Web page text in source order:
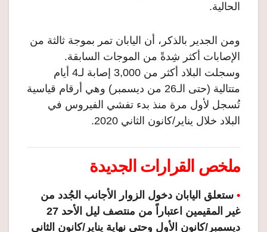
الحالية.
ومن الجدير بالذكر، أن اليابان تمر بموجة ثالثة من
الإصابات أكثر شِدةً من الموجات السابقة.
وسجلت البلاد أكثر من 3,000 إصابة لـ4 أيام
متتالية (حتى الـ26 من ديسمبر) وهي أرقام قياسية
تُسجل لأول مرة منذ بدء تفشي الفيروس في
البلاد خلال يناير/كانون الثاني 2020.
ملخص القرارات الجديدة
• ستعلق اليابان دخول الزوار الأجانب الجُدد من
غير المقيمين اعتباراً من منتصف ليل الأحد 27
ديسمبر/كانون الأول وحتى نهاية يناير/كانون الثاني